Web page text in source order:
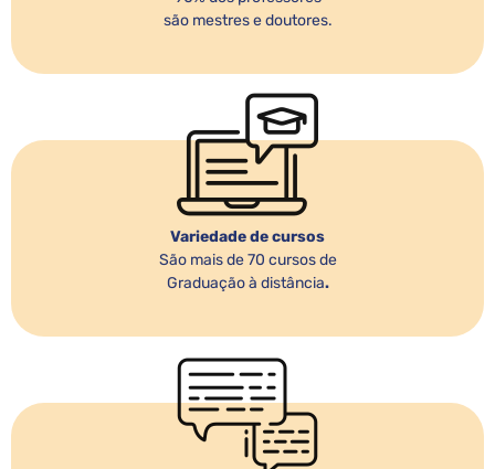
são mestres e doutores.
Variedade de cursos
São mais de 70 cursos de
Graduação à distância.